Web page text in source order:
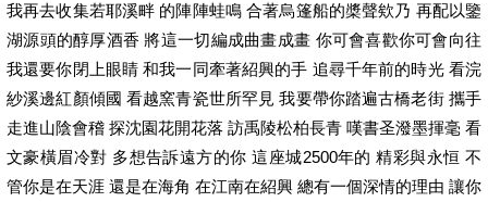
我再去收集若耶溪畔 的陣陣蛙鳴 合著烏篷船的槳聲欸乃 再配以鑒
湖源頭的醇厚酒香 將這一切編成曲畫成畫 你可會喜歡你可會向往
我還要你閉上眼睛 和我一同牽著紹興的手 追尋千年前的時光 看浣
紗溪邊紅顏傾國 看越窯青瓷世所罕見 我要帶你踏遍古橋老街 攜手
走進山陰會稽 探沈園花開花落 訪禹陵松柏長青 嘆書圣潑墨揮毫 看
文豪橫眉冷對 多想告訴遠方的你 這座城2500年的 精彩與永恒 不
管你是在天涯 還是在海角 在江南在紹興 總有一個深情的理由 讓你